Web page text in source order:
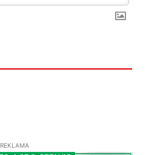
REKLAMA